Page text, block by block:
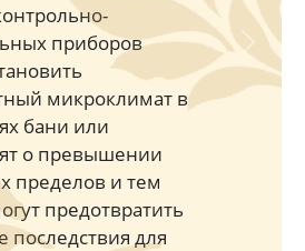
приборов
микроклимат в
бани или
о превышении
пределов и тем
предотвратить
последствия для
Next